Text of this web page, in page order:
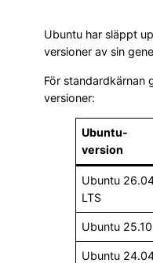
Ubuntu har släppt
versioner av sin
För standardkärnan
versioner:
Ubuntu-
version
Ubuntu
LTS
Ubuntu 25.10
Ubuntu